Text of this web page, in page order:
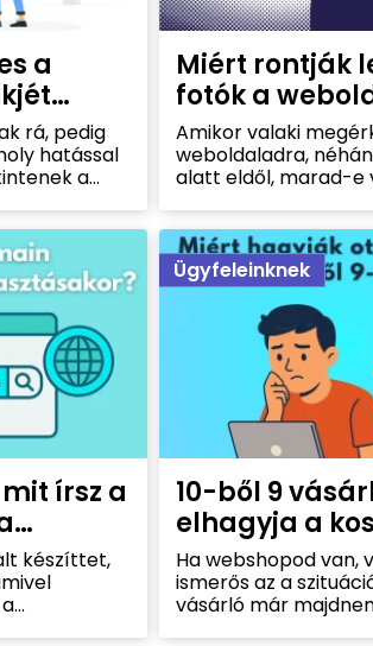
a
rá, pedig
hatással
a
praktikus,
hitelesebbé
az
Íme,
Miért rontják
fotók a
Amikor valaki
weboldaladra,
alatt eldől, marad-e
pillanatban nem a
hanem a vizuális
túlhasznált stock
hiteltelen hatást
saját, valódi képek
építenek és
versenytársaktól.
megmutatjuk, miért
ennyit a képek – és
használhatod őket
weboldalad
írsz a
készíttet,
Ügyfeleinknek
10-ből 9
elhagyja a
nem örökre
Ha webshopod van,
ismerős az a
vásárló már